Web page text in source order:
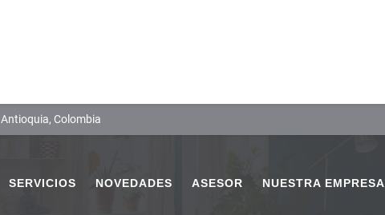
Antioquia, Colombia
SERVICIOS NOVEDADES ASESOR NUESTRA EMPRESA